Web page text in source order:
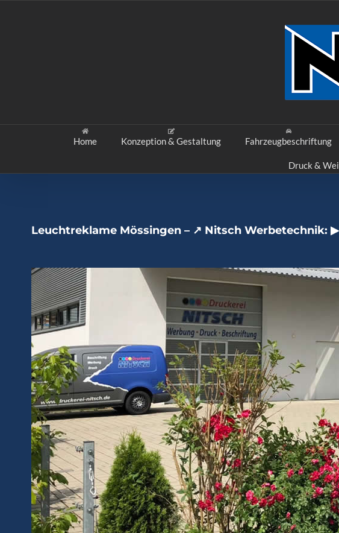
Home Konzeption & Gestaltung Fahrzeugbeschriftung
Druck &
Leuchtreklame Mössingen – ↗️ Nitsch Werbetechnik: